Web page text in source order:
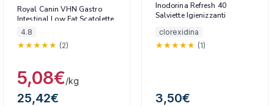
Royal Canin VHN Gastro
Intestinal Low Fat Scatolette
4.8
(2)
25,42€
5,08€/kg
Inodorina Refresh 40
Salviette Igienizzanti
clorexidina
(1)
3,50€